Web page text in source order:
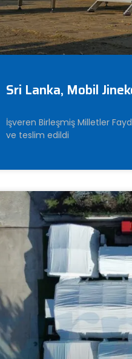
Sri Lanka, Mobil
İşveren Birleşmiş Milletler
ve teslim edildi